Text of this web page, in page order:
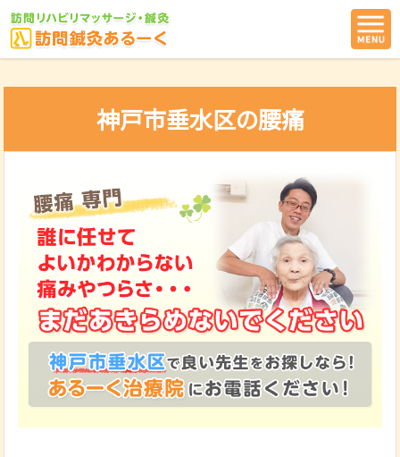
神戸市垂水区の腰痛